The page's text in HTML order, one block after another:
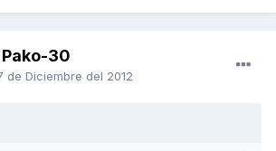
30
de Diciembre del 2012